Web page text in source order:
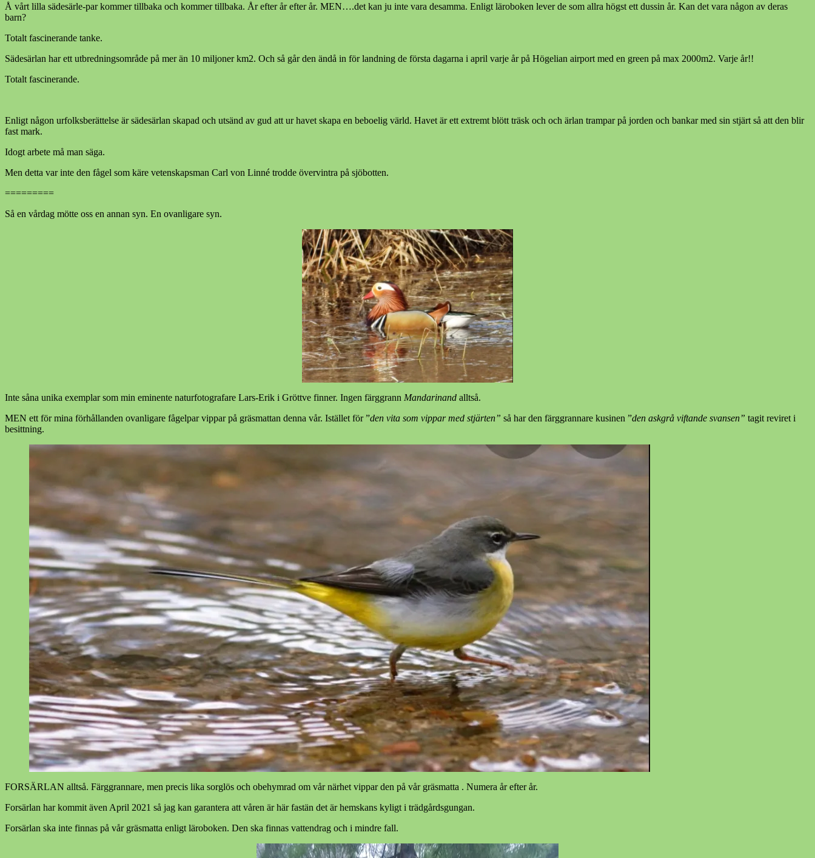
Å vårt lilla sädesärle-par kommer tillbaka och kommer tillbaka. År efter år efter år. MEN….det kan ju inte vara desamma. Enligt läroboken lever de som allra högst ett dussin år. Kan det vara någon av deras
barn?
Totalt fascinerande tanke.
Sädesärlan har ett utbredningsområde på mer än 10 miljoner km2. Och så går den ändå in för landning de första dagarna i april varje år på Högelian airport med en green på max 2000m2. Varje år!!
Totalt fascinerande.
Enligt någon urfolksberättelse är sädesärlan skapad och utsänd av gud att ur havet skapa en beboelig värld. Havet är ett extremt blött träsk och och ärlan trampar på jorden och bankar med sin stjärt så att den blir
fast mark.
Idogt arbete må man säga.
Men detta var inte den fågel som käre vetenskapsman Carl von Linné trodde övervintra på sjöbotten.
=========
Så en vårdag mötte oss en annan syn. En ovanligare syn.
Inte såna unika exemplar som min eminente naturfotografare Lars-Erik i Gröttve finner. Ingen färggrann Mandarinand alltså.
MEN ett för mina förhållanden ovanligare fågelpar vippar på gräsmattan denna vår. Istället för ”den vita som vippar med stjärten” så har den färggrannare kusinen ”den askgrå viftande svansen” tagit reviret i
besittning.
FORSÄRLAN alltså. Färggrannare, men precis lika sorglös och obehymrad om vår närhet vippar den på vår gräsmatta . Numera år efter år.
Forsärlan har kommit även April 2021 så jag kan garantera att våren är här fastän det är hemskans kyligt i trädgårdsgungan.
Forsärlan ska inte finnas på vår gräsmatta enligt läroboken. Den ska finnas vattendrag och i mindre fall.